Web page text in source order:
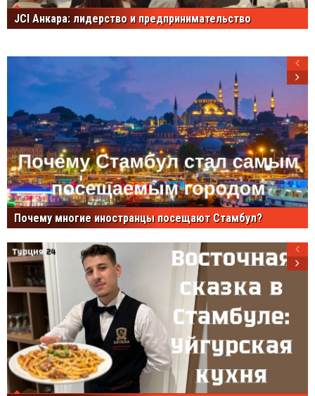
JCI Анкара: лидерство и предпринимательство
Почему многие иностранцы посещают Стамбул?